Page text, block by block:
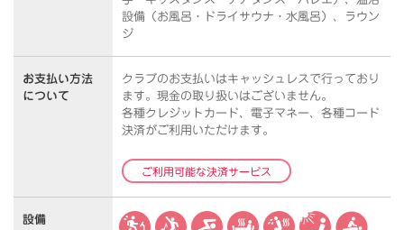
設備（お風呂・ドライサウナ・水風呂）、ラウン
ジ
お支払い方法
について
クラブのお支払いはキャッシュレスで行っており
ます。 現金の取り扱いはございません。
各種クレジットカード、電子マネー、各種コード
決済がご利用いただけます。
ご利用可能な決済サービス
設備